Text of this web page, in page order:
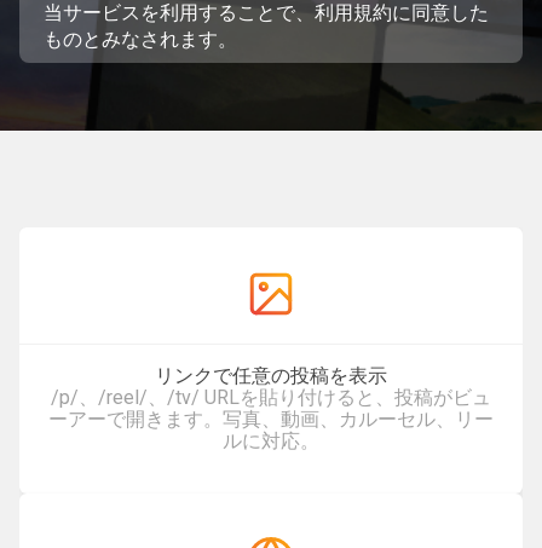
当サービスを利用することで、 利用規約に同意した
ものとみなされます。
リンクで任意の投稿を表示
/p/、/reel/、/tv/ URLを貼り付けると、投稿がビュ
ーアーで開きます。写真、動画、カルーセル、リー
ルに対応。